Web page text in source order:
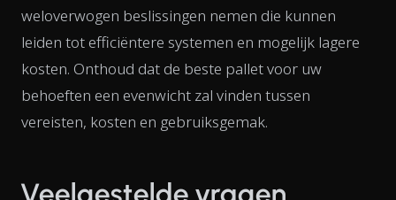
weloverwogen beslissingen nemen die kunnen
leiden tot efficiëntere systemen en mogelijk lagere
kosten. Onthoud dat de beste pallet voor uw
behoeften een evenwicht zal vinden tussen
vereisten, kosten en gebruiksgemak.